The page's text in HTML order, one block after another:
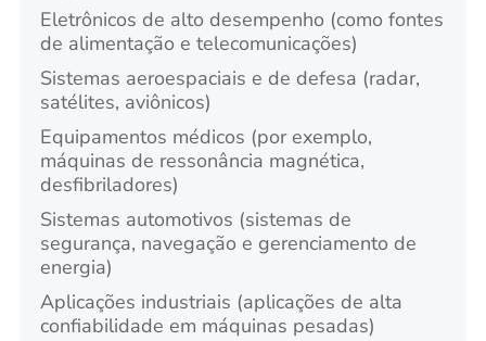
Eletrônicos de alto desempenho (como fontes
de alimentação e telecomunicações)
Sistemas aeroespaciais e de defesa (radar,
satélites, aviônicos)
Equipamentos médicos (por exemplo,
máquinas de ressonância magnética,
desfibriladores)
Sistemas automotivos (sistemas de
segurança, navegação e gerenciamento de
energia)
Aplicações industriais (aplicações de alta
confiabilidade em máquinas pesadas)